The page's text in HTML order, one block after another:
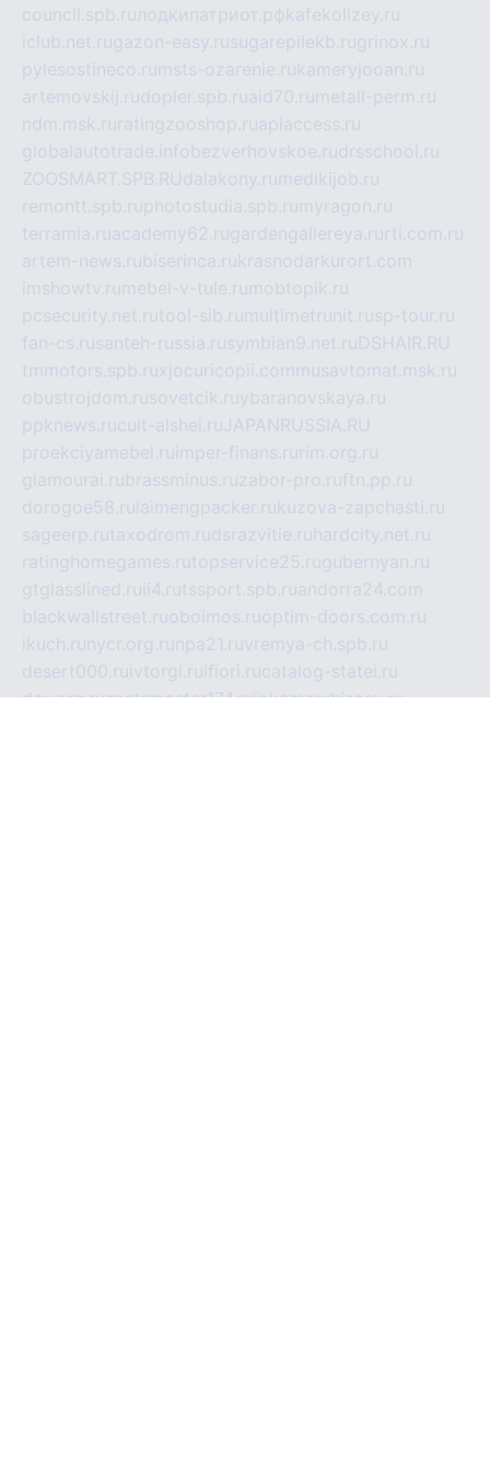
council.spb.ruлодкипатриот.рфkafekolizey.ru
iclub.net.rugazon-easy.rusugarepilekb.rugrinox.ru
pylesostineco.ru msts-ozarenie.rukameryjooan.ru
artemovskij.rudopler.spb.ruaid70.ru metall-perm.ru
ndm.msk.ru ratingzooshop.ruapiaccess.ru
globalautotrade.info bezverhovskoe.rudrsschool.ru
ZOOSMART.SPB.RUdalakony.ru medikijob.ru
remontt.spb.ruphotostudia.spb.ru myragon.ru
terramia.ruacademy62.rugardengallereya.ru rti.com.ru
artem-news.rubiserinca.rukrasnodarkurort.com
imshowtv.ru mebel-v-tule.ru mobtopik.ru
pcsecurity.net.rutool-sib.ru multimetrunit.rusp-tour.ru
fan-cs.rusanteh-russia.rusymbian9.net.ruDSHAIR.RU
tmmotors.spb.ruxjocuricopii.com musavtomat.msk.ru
obustrojdom.rusovetcik.ruybaranovskaya.ru
ppknews.rucult-alshei.ruJAPANRUSSIA.RU
proekciyamebel.ru imper-finans.ru rim.org.ru
glamourai.rubrassminus.ruzabor-pro.ruftn.pp.ru
dorogoe58.ru laimengpacker.rukuzova-zapchasti.ru
sageerp.rutaxodrom.rudsrazvitie.ru hardcity.net.ru
ratinghomegames.rutopservice25.rugubernyan.ru
gtglasslined.ru ii4.rutssport.spb.ruandorra24.com
blackwallstreet.ruoboimos.ruoptim-doors.com.ru
ikuch.ru nycr.org.ru npa21.ruvremya-ch.spb.ru
desert000.ru ivtorgi.ru ifiori.rucatalog-statei.ru
dcv.org.ruspetsmaster174.ruipkameryhiseeu.ru